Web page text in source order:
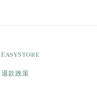
EasyStore
退款政策